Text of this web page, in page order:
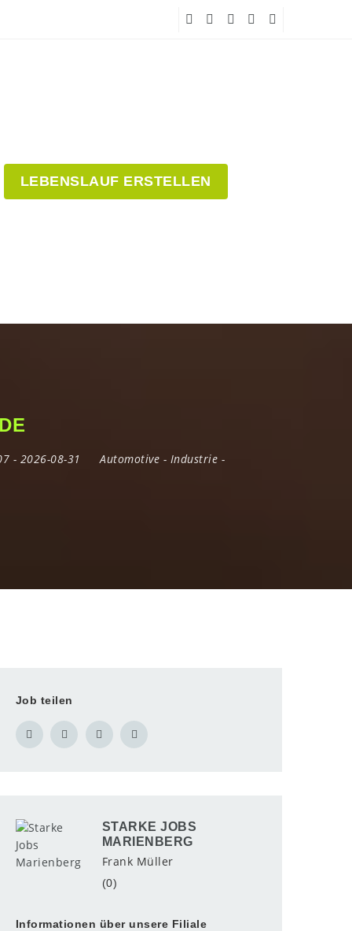
LEBENSLAUF ERSTELLEN
- 2026-08-31 Automotive - Industrie -
Job teilen
STARKE JOBS
MARIENBERG
Frank Müller
(0)
Informationen über unsere Filiale